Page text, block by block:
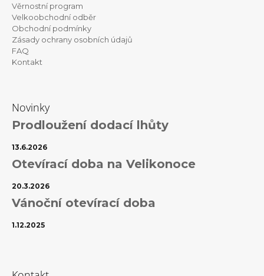
Věrnostní program
Velkoobchodní odběr
Obchodní podmínky
Zásady ochrany osobních údajů
FAQ
Kontakt
Novinky
Prodloužení dodací lhůty
13.6.2026
Otevírací doba na Velikonoce
20.3.2026
Vánoční otevírací doba
1.12.2025